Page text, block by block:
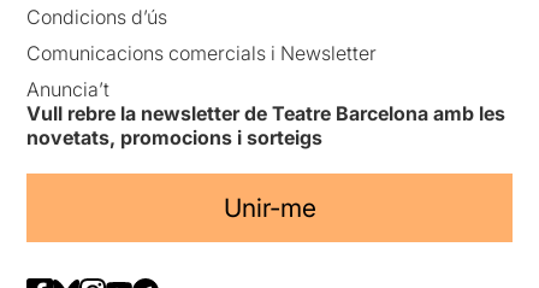
Condicions d’ús
Comunicacions comercials i Newsletter
Anuncia’t
Vull rebre la newsletter de Teatre Barcelona amb les
novetats, promocions i sorteigs
Unir-me